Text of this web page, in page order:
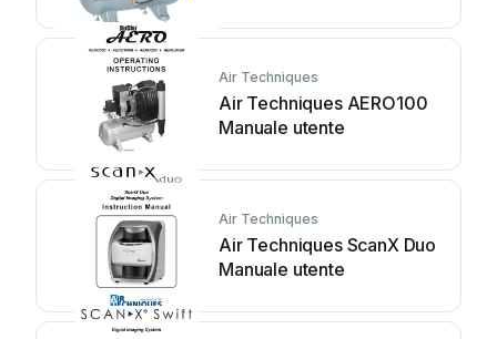
Air Techniques
Air Techniques AERO100
Manuale utente
Air Techniques
Air Techniques ScanX Duo
Manuale utente